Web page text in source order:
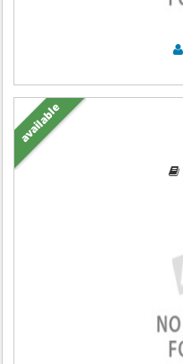
available